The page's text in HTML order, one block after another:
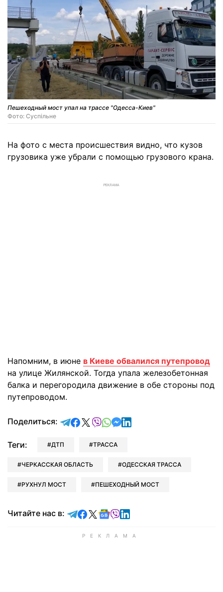
Пешеходный мост упал на трассе "Одесса-Киев"
Фото: Суспільне
На фото с места происшествия видно, что кузов
грузовика уже убрали с помощью грузового крана.
РЕКЛАМА
Напомним, в июне в Киеве обвалился путепровод
на улице Жилянской. Тогда упала железобетонная
балка и перегородила движение в обе стороны под
путепроводом.
Поделиться: отправить в Telegram
поделиться в Facebook
поделиться в X
отправить в Viber
отправить в Whatsapp
отправить в Messenger
отправить в LinkedIn
Теги: ДТП ТРАССА
ЧЕРКАССКАЯ ОБЛАСТЬ ОДЕССКАЯ ТРАССА
РУХНУЛ МОСТ ПЕШЕХОДНЫЙ МОСТ
Читайте нас в: Читайте в Telegram
Читайте в Facebook
Читайте в X
Читайте в Google news
Читайте в Viber
Читайте в LinkedIn